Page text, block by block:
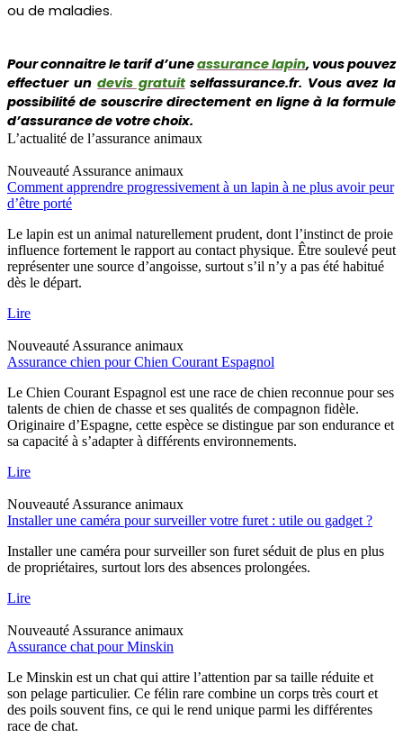
ou de maladies.
Pour connaitre le tarif d’uneassurance lapin, vous pouvez
effectuer un devis gratuitselfassurance.fr. Vous avez la
possibilité de souscrire directement en ligne à la formule
d’assurance de votre choix.
L’actualité de l’assurance animaux
Nouveauté Assurance animaux
Comment apprendre progressivement à un lapin à ne plus avoir peur
d’être porté
Le lapin est un animal naturellement prudent, dont l’instinct de proie
influence fortement le rapport au contact physique. Être soulevé peut
représenter une source d’angoisse, surtout s’il n’y a pas été habitué
dès le départ.
Lire
Nouveauté Assurance animaux
Assurance chien pour Chien Courant Espagnol
Le Chien Courant Espagnol est une race de chien reconnue pour ses
talents de chien de chasse et ses qualités de compagnon fidèle.
Originaire d’Espagne, cette espèce se distingue par son endurance et
sa capacité à s’adapter à différents environnements.
Lire
Nouveauté Assurance animaux
Installer une caméra pour surveiller votre furet : utile ou gadget ?
Installer une caméra pour surveiller son furet séduit de plus en plus
de propriétaires, surtout lors des absences prolongées.
Lire
Nouveauté Assurance animaux
Assurance chat pour Minskin
Le Minskin est un chat qui attire l’attention par sa taille réduite et
son pelage particulier. Ce félin rare combine un corps très court et
des poils souvent fins, ce qui le rend unique parmi les différentes
race de chat.